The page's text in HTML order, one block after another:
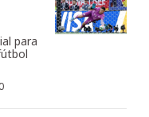
para